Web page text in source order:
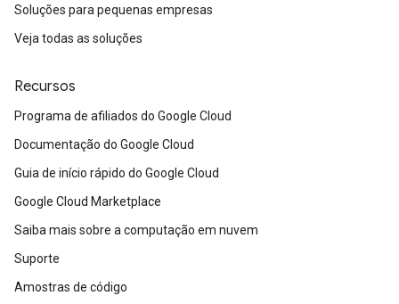
Soluções para pequenas empresas
Veja todas as soluções
Recursos
Programa de afiliados do Google Cloud
Documentação do Google Cloud
Guia de início rápido do Google Cloud
Google Cloud Marketplace
Saiba mais sobre a computação em nuvem
Suporte
Amostras de código